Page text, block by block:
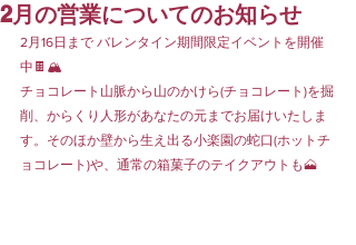
2月の営業についてのお知らせ
2月16日まで バレンタイン期間限定イベントを開催
中🍫🏔️
チョコレート山脈から山のかけら(チョコレート)を掘
削、からくり人形があなたの元までお届けいたしま
す。そのほか壁から生え出る小楽園の蛇口(ホットチ
ョコレート)や、通常の箱菓子のテイクアウトも🗻